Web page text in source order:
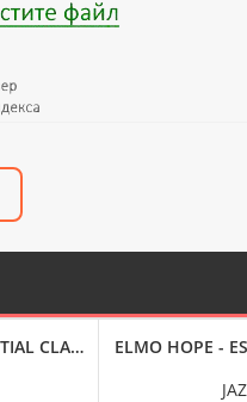
CLASSICS, VOL. 860:
ELMO HOPE -